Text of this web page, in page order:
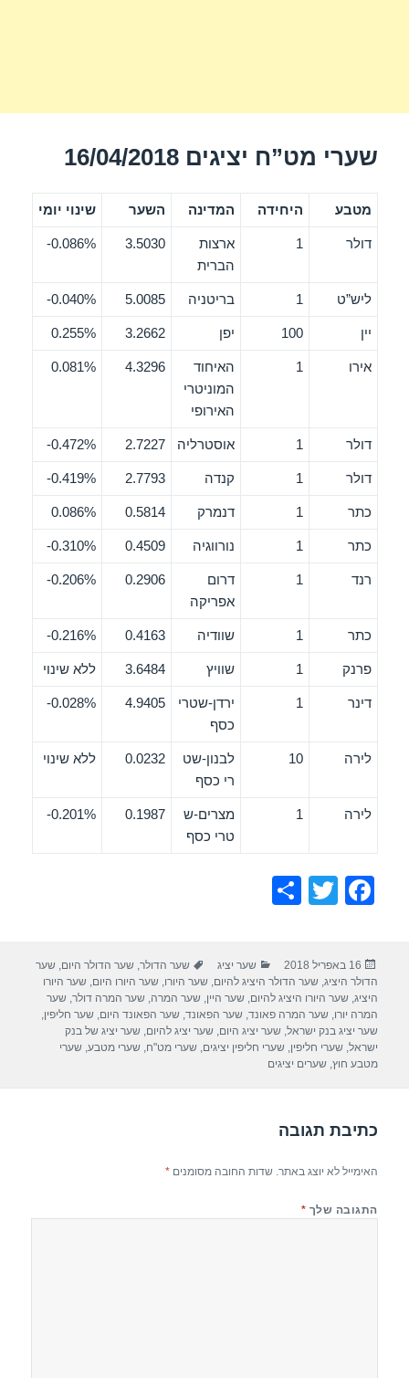
שערי מט”ח יציגים 16/04/2018
מטבע היחידה המדינה השער שינוי יומי
דולר 1
ארצות
הברית
3.5030
0.086%-
ליש”ט 1 בריטניה 5.0085
0.040%-
יין 100 יפן 3.2662
0.255%
אירו 1
האיחוד
המוניטרי
האירופי
4.3296
0.081%
דולר 1 אוסטרליה 2.7227
0.472%-
דולר 1 קנדה 2.7793
0.419%-
כתר 1 דנמרק 0.5814
0.086%
כתר 1 נורווגיה 0.4509
0.310%-
רנד 1
דרום
אפריקה
0.2906
0.206%-
כתר 1 שוודיה 0.4163
0.216%-
פרנק 1 שוויץ 3.6484 ללא שינוי
דינר 1
ירדן-שטרי
כסף
4.9405
0.028%-
לירה 10
לבנון-שט
רי כסף
0.0232 ללא שינוי
לירה 1
מצרים-ש
טרי כסף
0.1987
0.201%-
F
e
b
o
o
T
er
e
פורסם
בתאריך
16 באפריל 2018 קטגוריות
שער יציג תגיות
שער הדולר,שער הדולר היום,שער
הדולר היציג,שער הדולר היציג להיום,שער היורו,שער היורו היום,שער היורו
היציג,שער היורו היציג להיום,שער היין,שער המרה,שער המרה דולר,שער
המרה יורו,שער המרה פאונד,שער הפאונד,שער הפאונד היום,שער חליפין,
שער יציג בנק ישראל,שער יציג היום,שער יציג להיום,שער יציג של בנק
ישראל,שערי חליפין,שערי חליפין יציגים,שערי מט"ח,שערי מטבע,שערי
מטבע חוץ,שערים יציגים
כתיבת תגובה
האימייל לא יוצג באתר. שדות החובה מסומנים*
התגובה שלך *